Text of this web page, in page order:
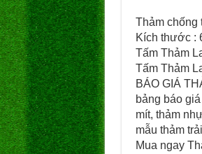
Thảm chống
Kích thước :
Tấm Thảm
Tấm Thảm
BÁO GIÁ
bảng báo
mít, thảm
mẫu thảm
Mua ngay